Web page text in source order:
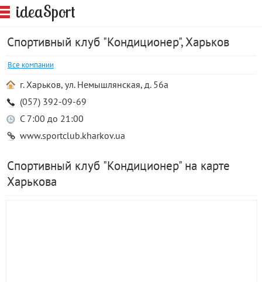
ideaSport
Спортивный клуб "Кондиционер", Харьков
Все компании
г. Харьков, ул. Немышлянская, д. 56а
(057) 392-09-69
С 7:00 до 21:00
www.sportclub.kharkov.ua
Спортивный клуб "Кондиционер" на карте
Харькова